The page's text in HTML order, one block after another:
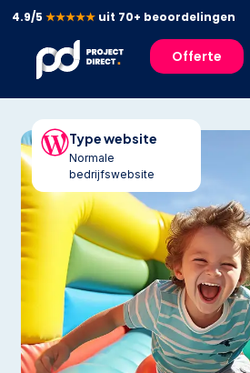
4.9/5 ★★★★★ uit 70+ beoordelingen
Offerte
Type website
Normale
bedrijfswebsite